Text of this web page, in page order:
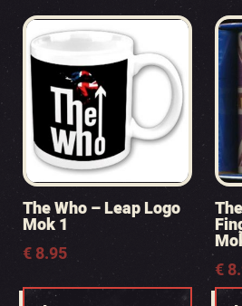
The Who – Leap Logo
Mok 1
€8.95
€